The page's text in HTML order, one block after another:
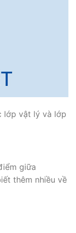
lớp vật lý và lớp
giữa
thêm nhiều về